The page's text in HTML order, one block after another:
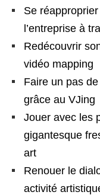
Se
l’entreprise à
Redécouvrir
vidéo mapping
Faire un pas
grâce au VJing
Jouer avec les
gigantesque
art
Renouer le
activité